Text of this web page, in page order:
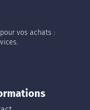
vos achats :